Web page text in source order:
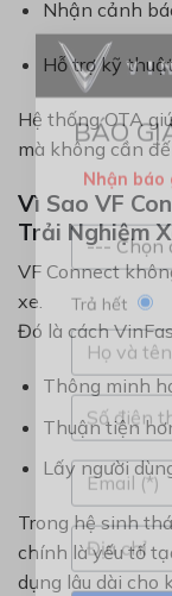
BÁO
Nhận
Trả hết
Nhận cảnh
Hỗ trợ kỹ
Hệ thống OTA
mà không cần
Vì Sao VF
Trải Nghiệm
VF Connect
xe.
Đó là cách
Thông minh
Thuận tiện
Lấy người
Trong hệ sinh
chính là yếu tố
dụng lâu dài cho